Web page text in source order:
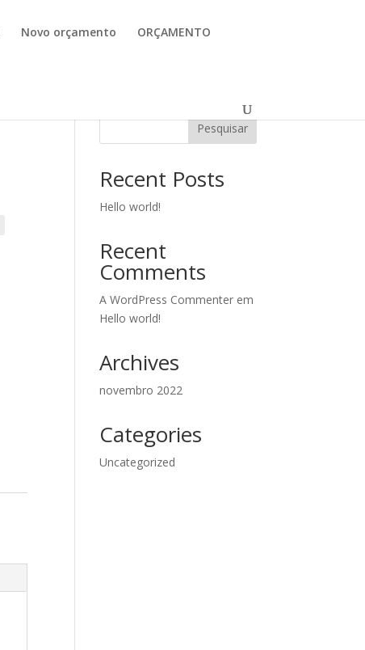
Novo orçamento ORÇAMENTO
Pesquisar
Recent Posts
Hello world!
Recent
Comments
A WordPress Commenter em
Hello world!
Archives
novembro 2022
Categories
Uncategorized